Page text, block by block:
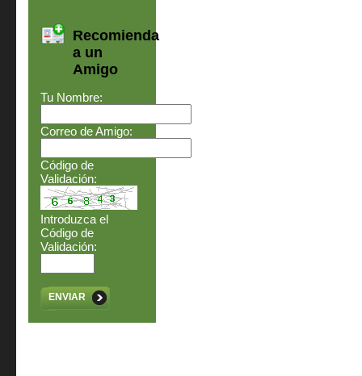
Recomienda
a un
Amigo
Tu Nombre:
Correo de Amigo:
Código de
Validación:
Introduzca el
Código de
Validación:
ENVIAR